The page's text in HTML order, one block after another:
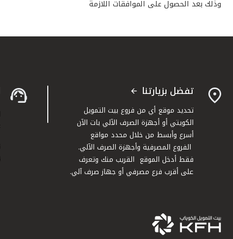
وذلك بعد الحصول على الموافقات اللازمة
تفضل بزيارتنا
تحديد موقع أي من فروع بيت التمويل
الكويتي أو أجهزة الصرف الآلي بات الآن
أسرع وأبسط من خلال محدد مواقع
الفروع المصرفية وأجهزة الصرف الآلي.
فقط أدخل الموقع القريب منك وتعرف
على أقرب فرع مصرفي أو جهاز صرف آلي.